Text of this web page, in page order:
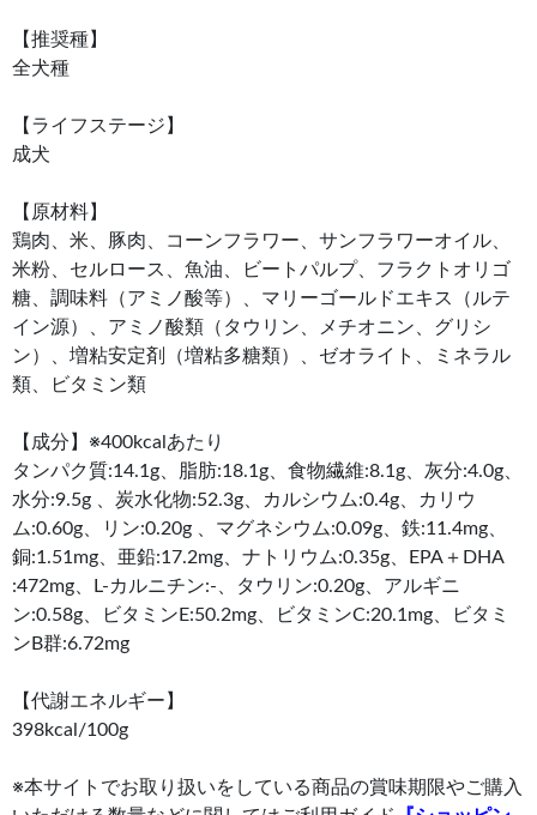
【推奨種】
全犬種
【ライフステージ】
成犬
【原材料】
鶏肉、米、豚肉、コーンフラワー、サンフラワーオイル、
米粉、セルロース、魚油、ビートパルプ、フラクトオリゴ
糖、調味料（アミノ酸等）、マリーゴールドエキス（ルテ
イン源）、アミノ酸類（タウリン、メチオニン、グリシ
ン）、増粘安定剤（増粘多糖類）、ゼオライト、ミネラル
類、ビタミン類
【成分】※400kcalあたり
タンパク質:14.1g、脂肪:18.1g、食物繊維:8.1g、灰分:4.0g、
水分:9.5g 、炭水化物:52.3g、カルシウム:0.4g、カリウ
ム:0.60g、リン:0.20g 、マグネシウム:0.09g、鉄:11.4mg、
銅:1.51mg、亜鉛:17.2mg、ナトリウム:0.35g、EPA＋DHA
:472mg、L-カルニチン:-、タウリン:0.20g、アルギニ
ン:0.58g、ビタミンE:50.2mg、ビタミンC:20.1mg、ビタミ
ンB群:6.72mg
【代謝エネルギー】
398kcal/100g
※本サイトでお取り扱いをしている商品の賞味期限やご購入